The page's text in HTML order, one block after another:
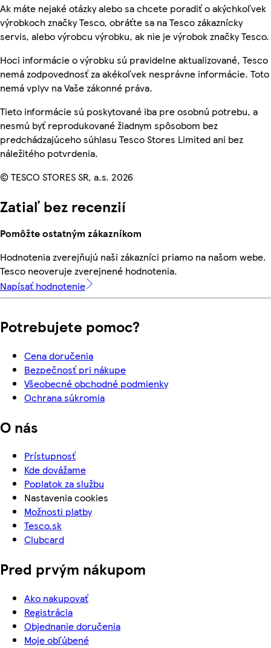
Ak máte nejaké otázky alebo sa chcete poradiť o akýchkoľvek
výrobkoch značky Tesco, obráťte sa na Tesco zákaznícky
servis, alebo výrobcu výrobku, ak nie je výrobok značky Tesco.
Hoci informácie o výrobku sú pravidelne aktualizované, Tesco
nemá zodpovednosť za akékoľvek nesprávne informácie. Toto
nemá vplyv na Vaše zákonné práva.
Tieto informácie sú poskytované iba pre osobnú potrebu, a
nesmú byť reprodukované žiadnym spôsobom bez
predchádzajúceho súhlasu Tesco Stores Limited ani bez
náležitého potvrdenia.
© TESCO STORES SR, a.s. 2026
Zatiaľ bez recenzií
Pomôžte ostatným zákazníkom
Hodnotenia zverejňujú naši zákazníci priamo na našom webe.
Tesco neoveruje zverejnené hodnotenia.
Napísať hodnotenie
Potrebujete pomoc?
Cena doručenia
Bezpečnosť pri nákupe
Všeobecné obchodné podmienky
Ochrana súkromia
O nás
Prístupnosť
Kde dovážame
Poplatok za službu
Nastavenia cookies
Možnosti platby
Tesco.sk
Clubcard
Pred prvým nákupom
Ako nakupovať
Registrácia
Objednanie doručenia
Moje obľúbené